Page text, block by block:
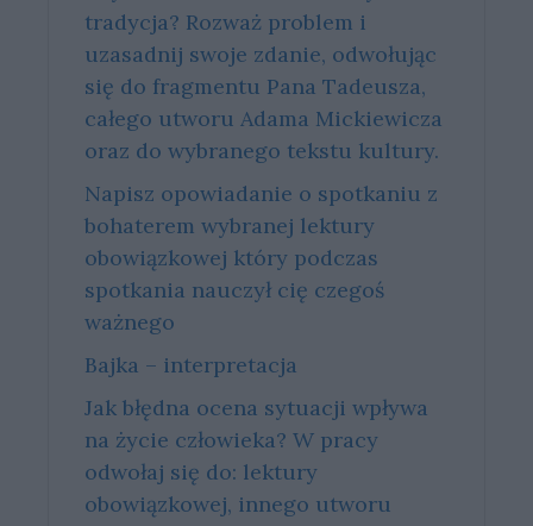
tradycja? Rozważ problem i
uzasadnij swoje zdanie, odwołując
się do fragmentu Pana Tadeusza,
całego utworu Adama Mickiewicza
oraz do wybranego tekstu kultury.
Napisz opowiadanie o spotkaniu z
bohaterem wybranej lektury
obowiązkowej który podczas
spotkania nauczył cię czegoś
ważnego
Bajka – interpretacja
Jak błędna ocena sytuacji wpływa
na życie człowieka? W pracy
odwołaj się do: lektury
obowiązkowej, innego utworu